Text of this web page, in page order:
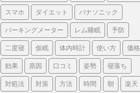
スマホ ダイエット パナソニック
パーキングメーター レム睡眠 予防
二度寝 仮眠 体内時計 使い方 価格
効果 原因 口コミ 姿勢 寝落ち
対処法 対策 方法 時間 朝 楽天